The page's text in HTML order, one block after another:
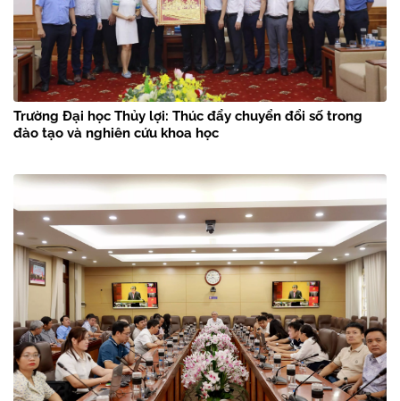
Trường Đại học Thủy lợi: Thúc đẩy chuyển đổi số trong
đào tạo và nghiên cứu khoa học